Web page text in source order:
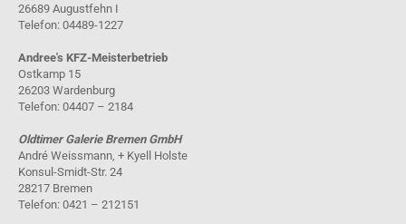
26689 Augustfehn I
Telefon: 04489-1227
Andree's KFZ-Meisterbetrieb
Ostkamp 15
26203 Wardenburg
Telefon: 04407 – 2184
Oldtimer Galerie Bremen GmbH
André Weissmann, + Kyell Holste
Konsul-Smidt-Str. 24
28217 Bremen
Telefon: 0421 – 212151